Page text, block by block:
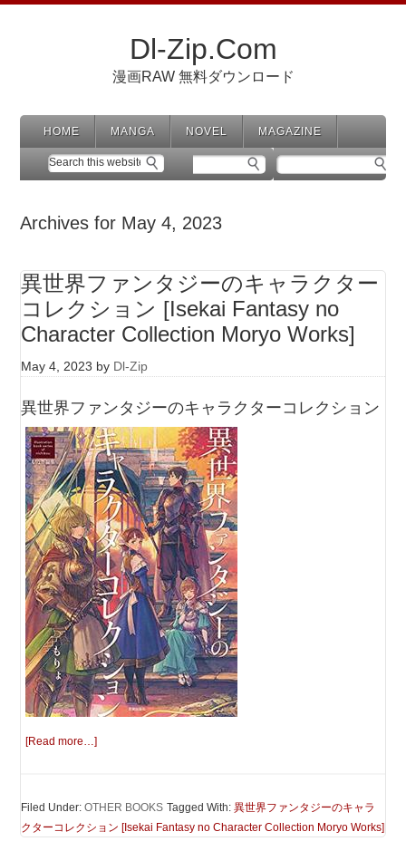
Dl-Zip.Com
漫画RAW 無料ダウンロード
HOME MANGA NOVEL MAGAZINE
Archives for May 4, 2023
異世界ファンタジーのキャラクター
コレクション [Isekai Fantasy no
Character Collection Moryo Works]
May 4, 2023 by Dl-Zip
異世界ファンタジーのキャラクターコレクション
[Read more…]
Filed Under:OTHER BOOKS Tagged With:異世界ファンタジーのキャラ
クターコレクション [Isekai Fantasy no Character Collection Moryo Works]